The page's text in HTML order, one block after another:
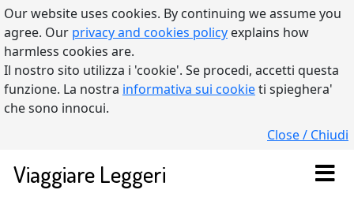
Our website uses cookies. By continuing we assume you
agree. Our privacy and cookies policy explains how
harmless cookies are.
Il nostro sito utilizza i 'cookie'. Se procedi, accetti questa
funzione. La nostra informativa sui cookieti spieghera'
che sono innocui.
Close / Chiudi
Viaggiare Leggeri